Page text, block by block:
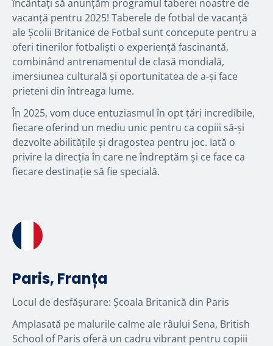
încântați să anunțăm programul taberei noastre de
vacanță pentru 2025! Taberele de fotbal de vacanță
ale Școlii Britanice de Fotbal sunt concepute pentru a
oferi tinerilor fotbaliști o experiență fascinantă,
combinând antrenamentul de clasă mondială,
imersiunea culturală și oportunitatea de a-și face
prieteni din întreaga lume.
În 2025, vom duce entuziasmul în opt țări incredibile,
fiecare oferind un mediu unic pentru ca copiii să-și
dezvolte abilitățile și dragostea pentru joc. Iată o
privire la direcția în care ne îndreptăm și ce face ca
fiecare destinație să fie specială.
Paris, Franța
Locul de desfășurare: Școala Britanică din Paris
Amplasată pe malurile calme ale râului Sena, British
School of Paris oferă un cadru vibrant pentru copiii